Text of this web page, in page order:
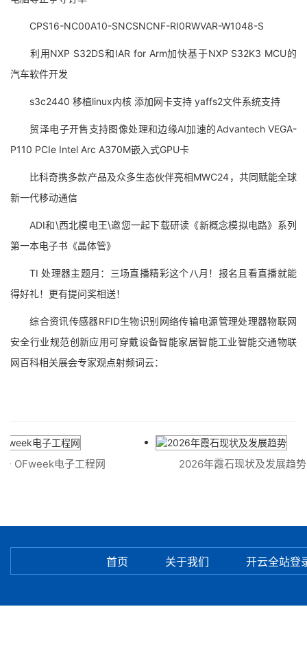
CPS16-NC00A10-SNCSNCNF-RI0RWVAR-W1048-S
利用NXP S32DS和IAR for Arm加快基于NXP S32K3 MCU的
汽车软件开发
s3c2440 移植linux内核 添加网卡支持 yaffs2文件系统支持
贸泽电子开售支持图像处理和边缘AI加速的Advantech VEGA-
P110 PCIe Intel Arc A370M嵌入式GPU卡
比科奇携多款产品及众多生态伙伴亮相MWC24，共同赋能全球
新一代移动通信
ADI和\西北模电王\邀您一起下载研读《新概念模拟电路》系列
第一本电子书《晶体管》
TI 处理器主题月：三场直播精彩这个八月！报名且看直播就能
得好礼！更有提问奖相送！
综合资讯传感器RFID生物识别网络传输电源管理处理器物联网
安全行业规范创新应用可穿戴设备智能家居智能工业智能交通物联
网百科相关展会专家观点射频词云：
电子工程网 2026年霞石现状及发展趋势
首页 关于我们 开云全站登